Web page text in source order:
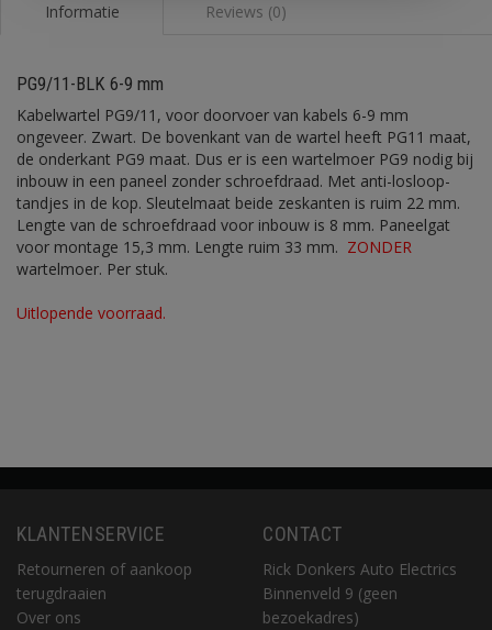
Informatie Reviews (0)
PG9/11-BLK 6-9 mm
Kabelwartel PG9/11, voor doorvoer van kabels 6-9 mm
ongeveer. Zwart. De bovenkant van de wartel heeft PG11 maat,
de onderkant PG9 maat. Dus er is een wartelmoer PG9 nodig bij
inbouw in een paneel zonder schroefdraad. Met anti-losloop-
tandjes in de kop. Sleutelmaat beide zeskanten is ruim 22 mm.
Lengte van de schroefdraad voor inbouw is 8 mm. Paneelgat
voor montage 15,3 mm. Lengte ruim 33 mm. ZONDER
wartelmoer. Per stuk.
Uitlopende voorraad.
KLANTENSERVICE
Retourneren of aankoop
terugdraaien
Over ons
CONTACT
Rick Donkers Auto Electrics
Binnenveld 9 (geen
bezoekadres)